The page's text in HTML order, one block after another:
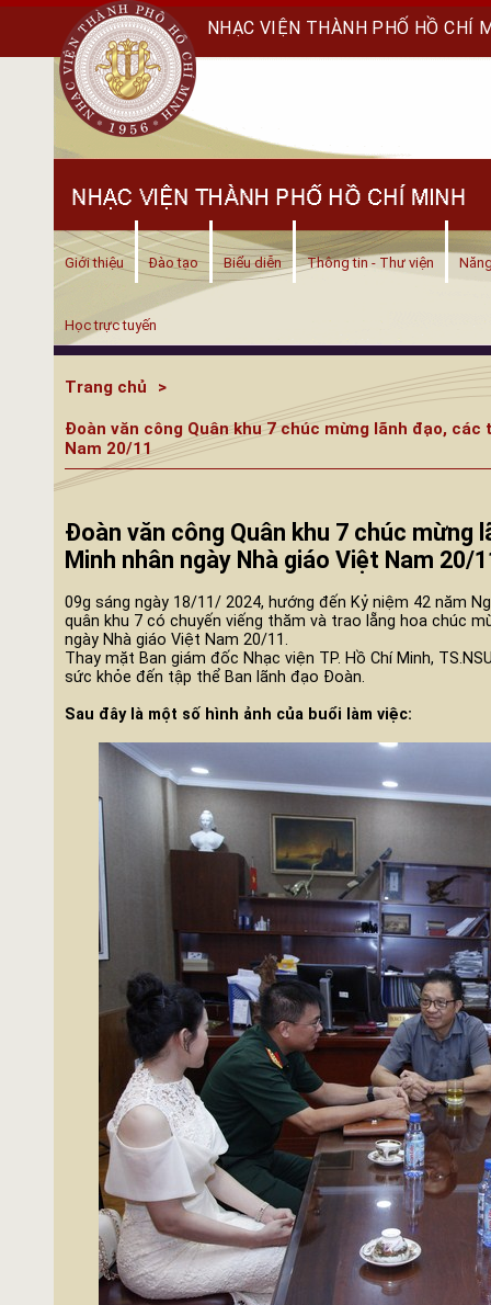
NHẠC VIỆN THÀNH PHỐ HỒ CHÍ
Giới thiệu Đào tạo Biểu diễn Thông tin - Thư viện
Học trực tuyến
Trang chủ
Đoàn văn công Quân khu 7 chúc mừng lãnh đạo,
Nam 20/11
Đoàn văn công Quân khu 7 chúc mừng
Minh nhân ngày Nhà giáo Việt Nam 20/
09g sáng ngày 18/11/ 2024, hướng đến Kỷ niệm 42 năm
quân khu 7 có chuyến viếng thăm và trao lẵng hoa chúc
ngày Nhà giáo Việt Nam 20/11.
Thay mặt Ban giám đốc Nhạc viện TP. Hồ Chí Minh,
sức khỏe đến tập thể Ban lãnh đạo Đoàn.
Sau đây là một số hình ảnh của buổi làm việc: